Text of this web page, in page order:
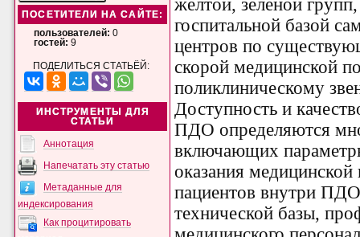
ПОСЕТИТЕЛИ НА САЙТЕ:
пользователей: 0
гостей: 9
ПОДЕЛИТЬСЯ СТАТЬЁЙ:
ИНСТРУМЕНТЫ ДЛЯ
СТАТЬИ
Аннотация
Напечатать эту статью
Метаданные для
индексирования
Как процитировать
желтой, зеленой
госпитальной базой
центров по
скорой медицинской
поликлиническому
Доступность и
ПДО определяются
включающих
оказания
пациентов внутри
технической базы,